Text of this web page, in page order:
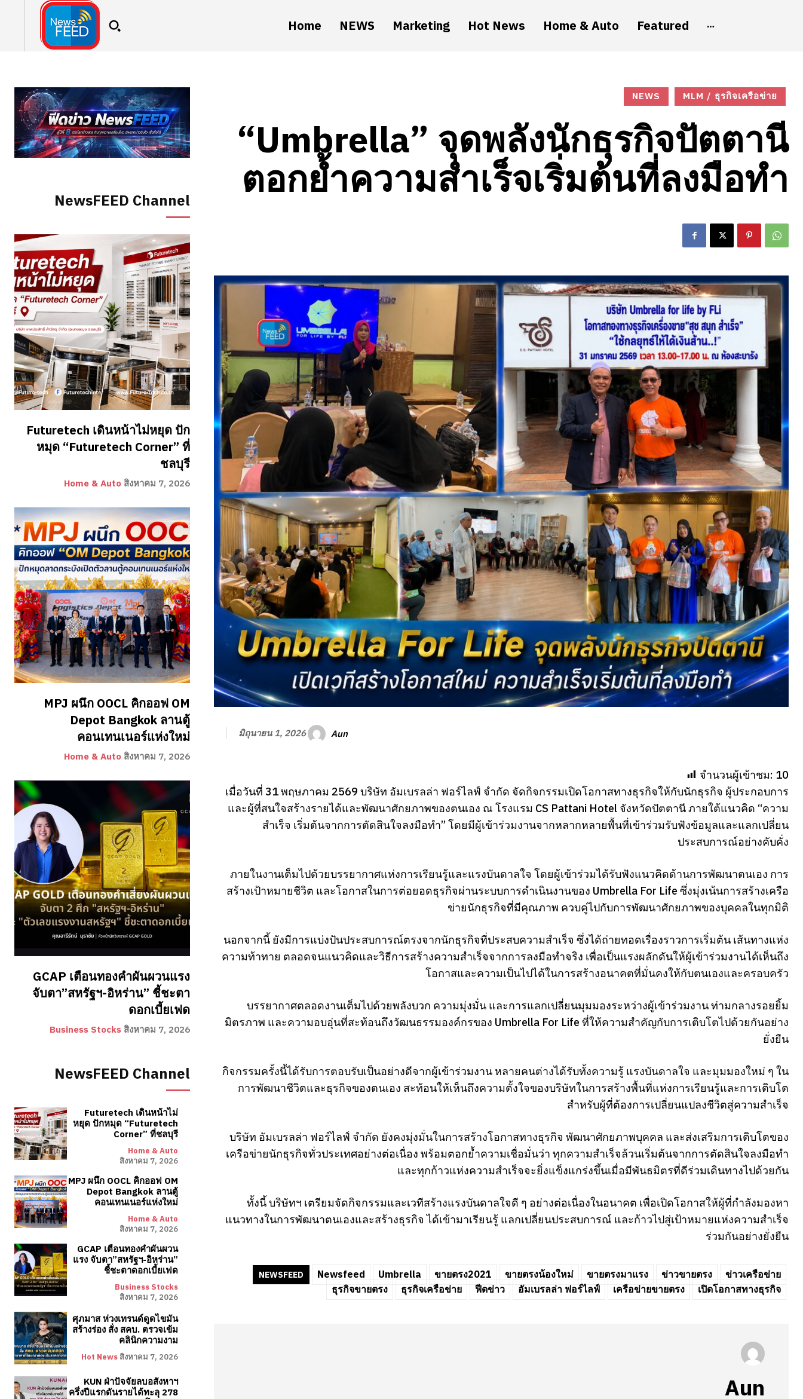
Home NEWS Marketing Hot News Home & Auto Featured
NewsFEED Channel
Futuretech เดินหน้าไม่หยุด ปัก
หมุด “Futuretech Corner” ที่
ชลบุรี
Home & Auto สิงหาคม 7, 2026
MPJ ผนึก OOCL คิกออฟ OM
Depot Bangkok ลานตู้
คอนเทนเนอร์แห่งใหม่
Home & Auto สิงหาคม 7, 2026
GCAP เตือนทองคำผันผวนแรง
จับตา”สหรัฐฯ-อิหร่าน” ชี้ชะตา
ดอกเบี้ยเฟด
Business Stocks สิงหาคม 7, 2026
NewsFEED Channel
Futuretech เดินหน้าไม่
หยุด ปักหมุด “Futuretech
Corner” ที่ชลบุรี
Home & Auto
สิงหาคม 7, 2026
MPJ ผนึก OOCL คิกออฟ OM
Depot Bangkok ลานตู้
คอนเทนเนอร์แห่งใหม่
Home & Auto
สิงหาคม 7, 2026
GCAP เตือนทองคำผันผวน
แรง จับตา”สหรัฐฯ-อิหร่าน”
ชี้ชะตาดอกเบี้ยเฟด
Business Stocks
สิงหาคม 7, 2026
ศุภมาส ห่วงเทรนด์ดูดไขมัน
สร้างร่อง สั่ง สคบ. ตรวจเข้ม
คลินิกความงาม
Hot News สิงหาคม 7, 2026
KUN ฝ่าปัจจัยลบอสังหาฯ
ครึ่งปีแรกดันรายได้ทะลุ 278
NEWS MLM / ธุรกิจเครือข่าย
“Umbrella” จุดพลังนักธุรกิจปัตตานี
ตอกย้ำความสำเร็จเริ่มต้นที่ลงมือทำ
มิถุนายน 1, 2026 Aun
จำนวนผู้เข้าชม: 10
เมื่อวันที่ 31 พฤษภาคม 2569 บริษัท อัมเบรลล่า ฟอร์ไลฟ์ จำกัด จัดกิจกรรมเปิดโอกาสทางธุรกิจให้กับนักธุรกิจ ผู้ประกอบการ
และผู้ที่สนใจสร้างรายได้และพัฒนาศักยภาพของตนเอง ณ โรงแรม CS Pattani Hotel จังหวัดปัตตานี ภายใต้แนวคิด “ความ
สำเร็จ เริ่มต้นจากการตัดสินใจลงมือทำ” โดยมีผู้เข้าร่วมงานจากหลากหลายพื้นที่เข้าร่วมรับฟังข้อมูลและแลกเปลี่ยน
ประสบการณ์อย่างคับคั่ง
ภายในงานเต็มไปด้วยบรรยากาศแห่งการเรียนรู้และแรงบันดาลใจ โดยผู้เข้าร่วมได้รับฟังแนวคิดด้านการพัฒนาตนเอง การ
สร้างเป้าหมายชีวิต และโอกาสในการต่อยอดธุรกิจผ่านระบบการดำเนินงานของ Umbrella For Life ซึ่งมุ่งเน้นการสร้างเครือ
ข่ายนักธุรกิจที่มีคุณภาพ ควบคู่ไปกับการพัฒนาศักยภาพของบุคคลในทุกมิติ
นอกจากนี้ ยังมีการแบ่งปันประสบการณ์ตรงจากนักธุรกิจที่ประสบความสำเร็จ ซึ่งได้ถ่ายทอดเรื่องราวการเริ่มต้น เส้นทางแห่ง
ความท้าทาย ตลอดจนแนวคิดและวิธีการสร้างความสำเร็จจากการลงมือทำจริง เพื่อเป็นแรงผลักดันให้ผู้เข้าร่วมงานได้เห็นถึง
โอกาสและความเป็นไปได้ในการสร้างอนาคตที่มั่นคงให้กับตนเองและครอบครัว
บรรยากาศตลอดงานเต็มไปด้วยพลังบวก ความมุ่งมั่น และการแลกเปลี่ยนมุมมองระหว่างผู้เข้าร่วมงาน ท่ามกลางรอยยิ้ม
มิตรภาพ และความอบอุ่นที่สะท้อนถึงวัฒนธรรมองค์กรของ Umbrella For Life ที่ให้ความสำคัญกับการเติบโตไปด้วยกันอย่าง
ยั่งยืน
กิจกรรมครั้งนี้ได้รับการตอบรับเป็นอย่างดีจากผู้เข้าร่วมงาน หลายคนต่างได้รับทั้งความรู้ แรงบันดาลใจ และมุมมองใหม่ ๆ ใน
การพัฒนาชีวิตและธุรกิจของตนเอง สะท้อนให้เห็นถึงความตั้งใจของบริษัทในการสร้างพื้นที่แห่งการเรียนรู้และการเติบโต
สำหรับผู้ที่ต้องการเปลี่ยนแปลงชีวิตสู่ความสำเร็จ
บริษัท อัมเบรลล่า ฟอร์ไลฟ์ จำกัด ยังคงมุ่งมั่นในการสร้างโอกาสทางธุรกิจ พัฒนาศักยภาพบุคคล และส่งเสริมการเติบโตของ
เครือข่ายนักธุรกิจทั่วประเทศอย่างต่อเนื่อง พร้อมตอกย้ำความเชื่อมั่นว่า ทุกความสำเร็จล้วนเริ่มต้นจากการตัดสินใจลงมือทำ
และทุกก้าวแห่งความสำเร็จจะยิ่งแข็งแกร่งขึ้นเมื่อมีพันธมิตรที่ดีร่วมเดินทางไปด้วยกัน
ทั้งนี้ บริษัทฯ เตรียมจัดกิจกรรมและเวทีสร้างแรงบันดาลใจดี ๆ อย่างต่อเนื่องในอนาคต เพื่อเปิดโอกาสให้ผู้ที่กำลังมองหา
แนวทางในการพัฒนาตนเองและสร้างธุรกิจ ได้เข้ามาเรียนรู้ แลกเปลี่ยนประสบการณ์ และก้าวไปสู่เป้าหมายแห่งความสำเร็จ
ร่วมกันอย่างยั่งยืน
NEWSFEED Newsfeed Umbrella ขายตรง2021 ขายตรงน้องใหม่ ขายตรงมาแรง ข่าวขายตรง
ข่าวเครือข่าย
ธุรกิจขายตรง
ธุรกิจเครือข่าย ฟีดข่าว อัมเบรลล่า ฟอร์ไลฟ์ เครือข่ายขายตรง เปิดโอกาสทางธุรกิจ
Aun